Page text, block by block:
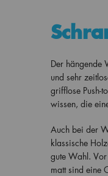
Der hängende
und sehr
grifflose Push-
wissen, die
Auch bei der
klassische
gute Wahl.
matt sind eine